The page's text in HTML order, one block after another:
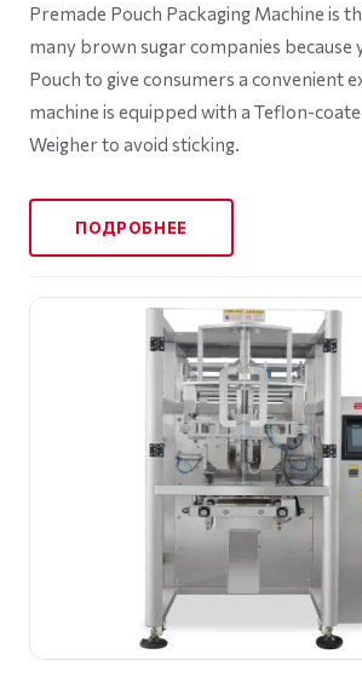
Premade Pouch Packaging Machine is
many brown sugar companies because
Pouch to give consumers a convenient
machine is equipped with a Teflon-
Weigher to avoid sticking.
ПОДРОБНЕЕ